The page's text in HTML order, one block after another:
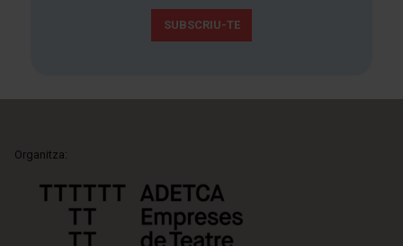
SUBSCRIU-TE
Organitza: